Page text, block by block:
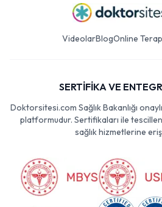
VideolarBlogOnline
SERTİFİKA VE
Doktorsitesi.com Sağlık Bakanlığı
platformudur. Sertifikaları ile
sağlık hizmetlerine